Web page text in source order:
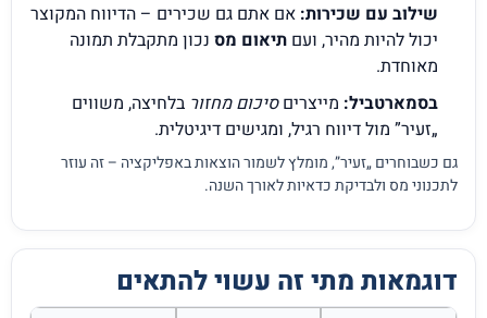
שילוב עם שכירות: אם אתם גם שכירים – הדיווח המקוצר
יכול להיות מהיר, ועם תיאום מס נכון מתקבלת תמונה
מאוחדת.
בסמארטביל: מייצריםסיכום מחזור בלחיצה, משווים
„זעיר” מול דיווח רגיל, ומגישים דיגיטלית.
גם כשבוחרים „זעיר”, מומלץ לשמור הוצאות באפליקציה – זה עוזר
לתכנוני מס ולבדיקת כדאיות לאורך השנה.
דוגמאות מתי זה עשוי להתאים